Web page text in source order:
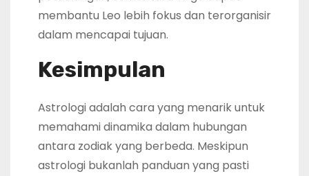
membantu Leo lebih fokus dan terorganisir
dalam mencapai tujuan.
Kesimpulan
Astrologi adalah cara yang menarik untuk
memahami dinamika dalam hubungan
antara zodiak yang berbeda. Meskipun
astrologi bukanlah panduan yang pasti